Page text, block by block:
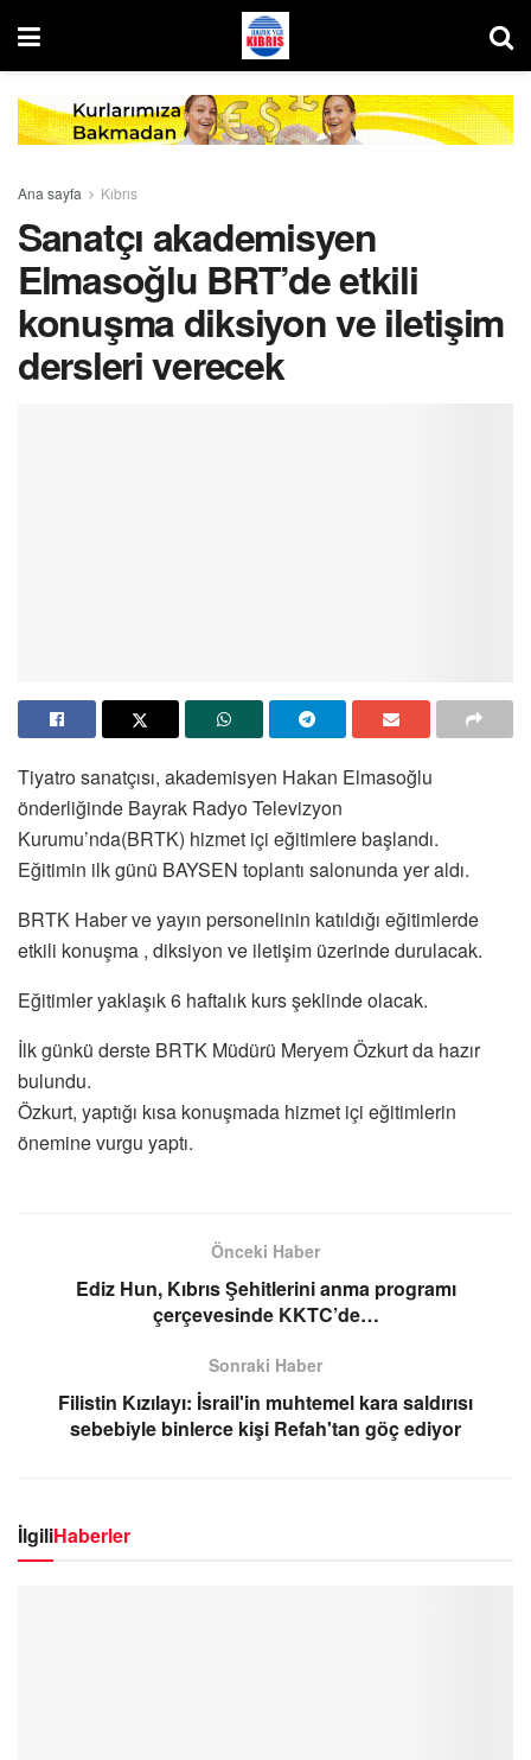
Ana sayfa Kıbrıs
Sanatçı akademisyen
Elmasoğlu BRT’de etkili
konuşma diksiyon ve iletişim
dersleri verecek
Tiyatro sanatçısı, akademisyen Hakan Elmasoğlu
önderliğinde Bayrak Radyo Televizyon
Kurumu’nda(BRTK) hizmet içi eğitimlere başlandı.
Eğitimin ilk günü BAYSEN toplantı salonunda yer aldı.
BRTK Haber ve yayın personelinin katıldığı eğitimlerde
etkili konuşma , diksiyon ve iletişim üzerinde durulacak.
Eğitimler yaklaşık 6 haftalık kurs şeklinde olacak.
İlk günkü derste BRTK Müdürü Meryem Özkurt da hazır
bulundu.
Özkurt, yaptığı kısa konuşmada hizmet içi eğitimlerin
önemine vurgu yaptı.
Önceki Haber
Ediz Hun, Kıbrıs Şehitlerini anma programı
çerçevesinde KKTC’de…
Sonraki Haber
Filistin Kızılayı: İsrail'in muhtemel kara saldırısı
sebebiyle binlerce kişi Refah'tan göç ediyor
İlgiliHaberler